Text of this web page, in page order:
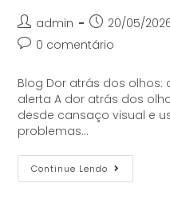
admin 20/05/
0 comentário
Blog Dor atrás dos
alerta A dor atrás dos
desde cansaço visual e
problemas…
Continue Lendo